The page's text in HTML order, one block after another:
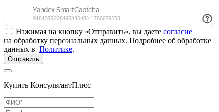
Нажимая на кнопку «Отправить», вы даете согласие
на обработку персональных данных. Подробнее об обработке
данных в Политике.
Отправить
Купить КонсультантПлюс